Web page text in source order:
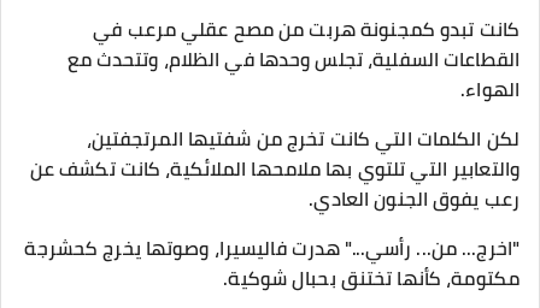
كانت تبدو كمجنونة هربت من مصح عقلي مرعب في
القطاعات السفلية، تجلس وحدها في الظلام، وتتحدث مع
الهواء.
​لكن الكلمات التي كانت تخرج من شفتيها المرتجفتين،
والتعابير التي تلتوي بها ملامحها الملائكية، كانت تكشف عن
رعب يفوق الجنون العادي.
​"اخرج... من... رأسي..." هدرت فاليسيرا، وصوتها يخرج كحشرجة
مكتومة، كأنها تختنق بحبال شوكية.